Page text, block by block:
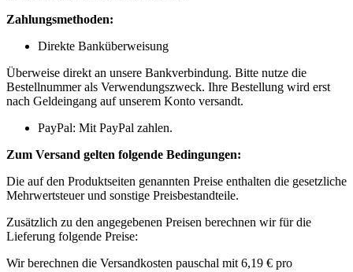
Zahlungsmethoden:
Direkte Banküberweisung
Überweise direkt an unsere Bankverbindung. Bitte nutze die
Bestellnummer als Verwendungszweck. Ihre Bestellung wird erst
nach Geldeingang auf unserem Konto versandt.
PayPal: Mit PayPal zahlen.
Zum Versand gelten folgende Bedingungen:
Die auf den Produktseiten genannten Preise enthalten die gesetzliche
Mehrwertsteuer und sonstige Preisbestandteile.
Zusätzlich zu den angegebenen Preisen berechnen wir für die
Lieferung folgende Preise:
Wir berechnen die Versandkosten pauschal mit 6,19 € pro